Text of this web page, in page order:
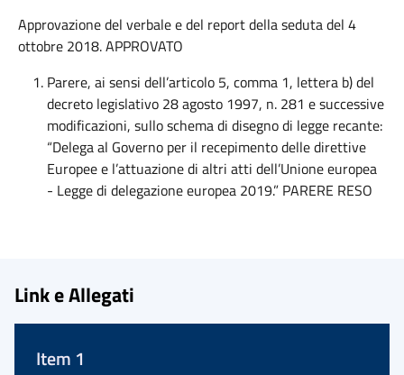
Approvazione del verbale e del report della seduta del 4
ottobre 2018. APPROVATO
Parere, ai sensi dell’articolo 5, comma 1, lettera b) del
decreto legislativo 28 agosto 1997, n. 281 e successive
modificazioni, sullo schema di disegno di legge recante:
“Delega al Governo per il recepimento delle direttive
Europee e l’attuazione di altri atti dell’Unione europea
- Legge di delegazione europea 2019.” PARERE RESO
Link e Allegati
Item 1